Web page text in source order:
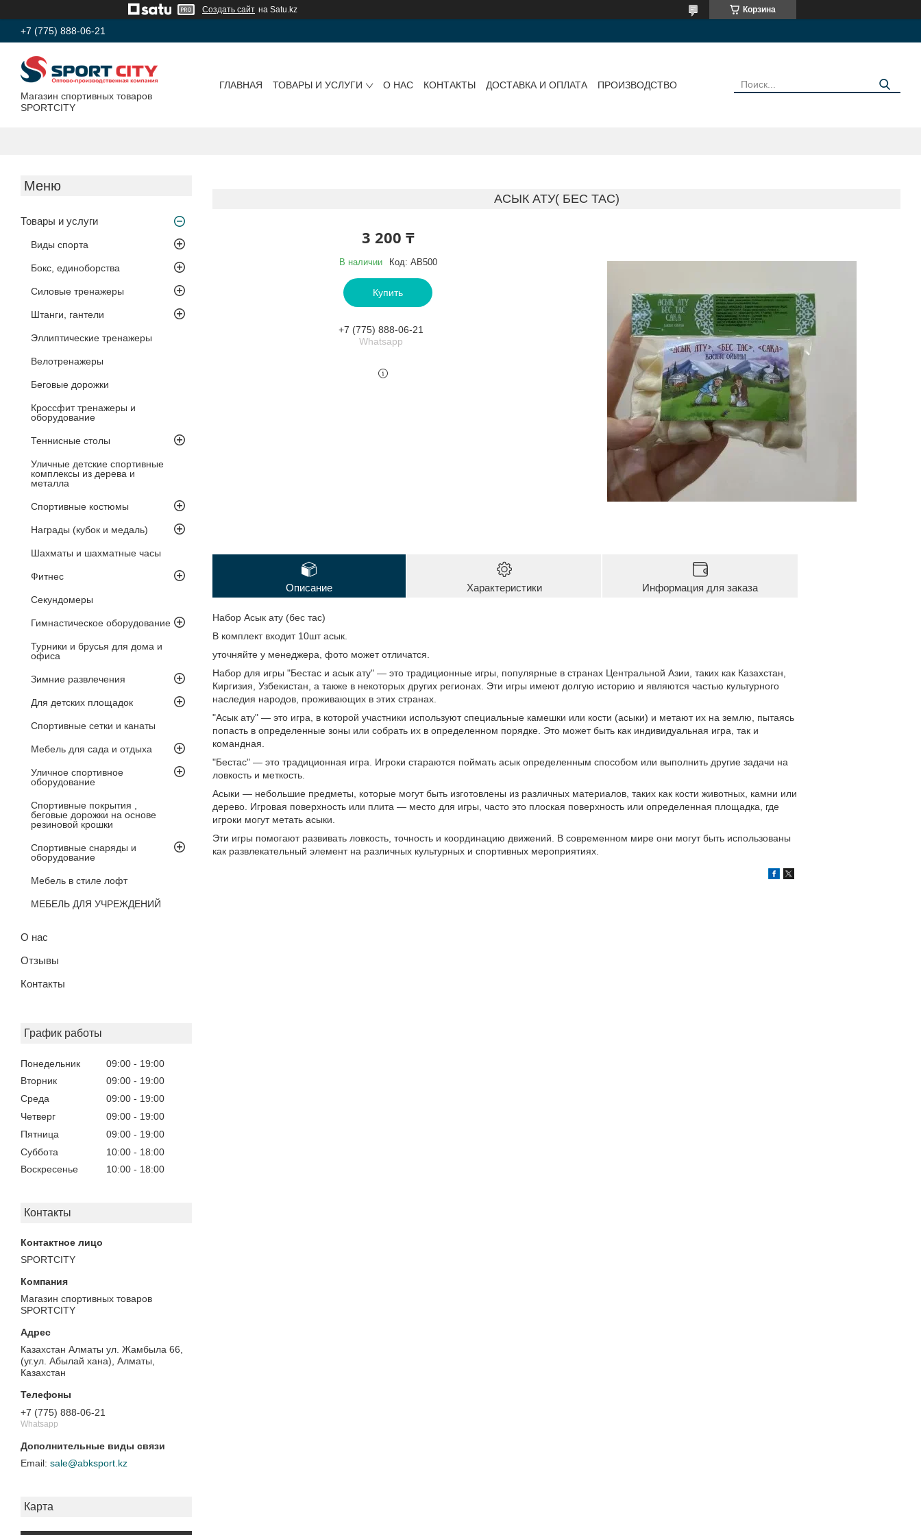
Создать сайт на Satu.kz Корзина
+7 (775) 888-06-21
Магазин спортивных товаров
SPORTCITY
ГЛАВНАЯ ТОВАРЫ И УСЛУГИ О НАС КОНТАКТЫ ДОСТАВКА И ОПЛАТА ПРОИЗВОДСТВО
Товары и услуги
Виды спорта
Бокс, единоборства
Силовые тренажеры
Штанги, гантели
Эллиптические тренажеры
Велотренажеры
Беговые дорожки
Кроссфит тренажеры и
оборудование
Теннисные столы
Уличные детские спортивные
комплексы из дерева и
металла
Спортивные костюмы
Награды (кубок и медаль)
Шахматы и шахматные часы
Фитнес
Секундомеры
Гимнастическое оборудование
Турники и брусья для дома и
офиса
Зимние развлечения
Для детских площадок
Спортивные сетки и канаты
Мебель для сада и отдыха
Уличное спортивное
оборудование
Спортивные покрытия ,
беговые дорожки на основе
резиновой крошки
Спортивные снаряды и
оборудование
Мебель в стиле лофт
МЕБЕЛЬ ДЛЯ УЧРЕЖДЕНИЙ
О нас
Отзывы
Контакты
График работы
Понедельник 09:00
19:00
Вторник
09:00
19:00
Среда
09:00
19:00
Четверг
09:00
19:00
Пятница
09:00
19:00
Суббота
10:00
18:00
Воскресенье
10:00 18:00
Контакты
SPORTCITY
Магазин спортивных товаров
SPORTCITY
Казахстан Алматы ул. Жамбыла 66,
(уг.ул. Абылай хана), Алматы,
Казахстан
+7 (775) 888-06-21
Whatsapp
sale@abksport.kz
Карта
АСЫК АТУ( БЕС ТАС)
3 200 ₸
В наличии Код: AB500
Купить
+7 (775) 888-06-21
Whatsapp
Описание Характеристики Информация для заказа
Набор Асык ату (бес тас)
В комплект входит 10шт асык.
уточняйте у менеджера, фото может отличатся.
Набор для игры "Бестас и асык ату" — это традиционные игры, популярные в странах Центральной Азии, таких как Казахстан,
Киргизия, Узбекистан, а также в некоторых других регионах. Эти игры имеют долгую историю и являются частью культурного
наследия народов, проживающих в этих странах.
"Асык ату" — это игра, в которой участники используют специальные камешки или кости (асыки) и метают их на землю, пытаясь
попасть в определенные зоны или собрать их в определенном порядке. Это может быть как индивидуальная игра, так и
командная.
"Бестас" — это традиционная игра. Игроки стараются поймать асык определенным способом или выполнить другие задачи на
ловкость и меткость.
Асыки — небольшие предметы, которые могут быть изготовлены из различных материалов, таких как кости животных, камни или
дерево. Игровая поверхность или плита — место для игры, часто это плоская поверхность или определенная площадка, где
игроки могут метать асыки.
Эти игры помогают развивать ловкость, точность и координацию движений. В современном мире они могут быть использованы
как развлекательный элемент на различных культурных и спортивных мероприятиях.